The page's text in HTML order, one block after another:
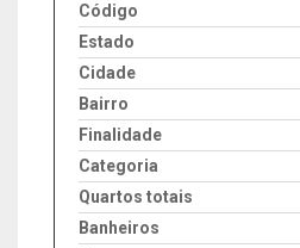
Código
Estado
Cidade
Bairro
Finalidade
Categoria
Quartos totais
Banheiros